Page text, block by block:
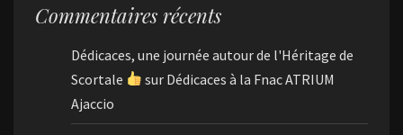
Commentaires récents
Dédicaces, une journée autour de l'Héritage de
Scortale
sur Dédicaces à la Fnac ATRIUM
Ajaccio